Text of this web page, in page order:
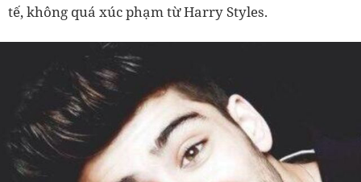
tế, không quá xúc phạm từ Harry Styles.